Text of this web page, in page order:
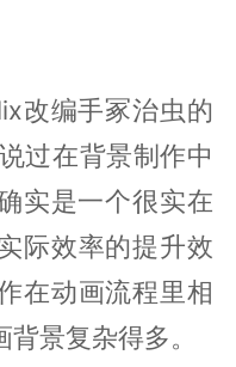
改编手冢治虫的
过在背景制作中
实是一个很实在
际效率的提升效
在动画流程里相
景复杂得多。